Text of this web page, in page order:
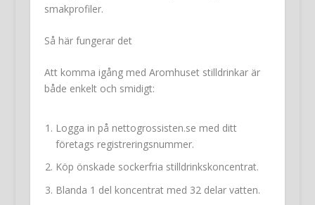
smakprofiler.
Så här fungerar det
Att komma igång med Aromhuset stilldrinkar är
både enkelt och smidigt:
Logga in på nettogrossisten.se med ditt
företags registreringsnummer.
Köp önskade sockerfria stilldrinkskoncentrat.
Blanda 1 del koncentrat med 32 delar vatten.